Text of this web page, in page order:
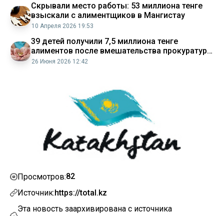
Скрывали место работы: 53 миллиона тенге
взыскали с алиментщиков в Мангистау
10 Апреля 2026 19:53
39 детей получили 7,5 миллиона тенге
алиментов после вмешательства прокуратуры
в Мангистау
26 Июня 2026 12:42
Просмотров:82
Источник:https://total.kz
Эта новость заархивирована с источника